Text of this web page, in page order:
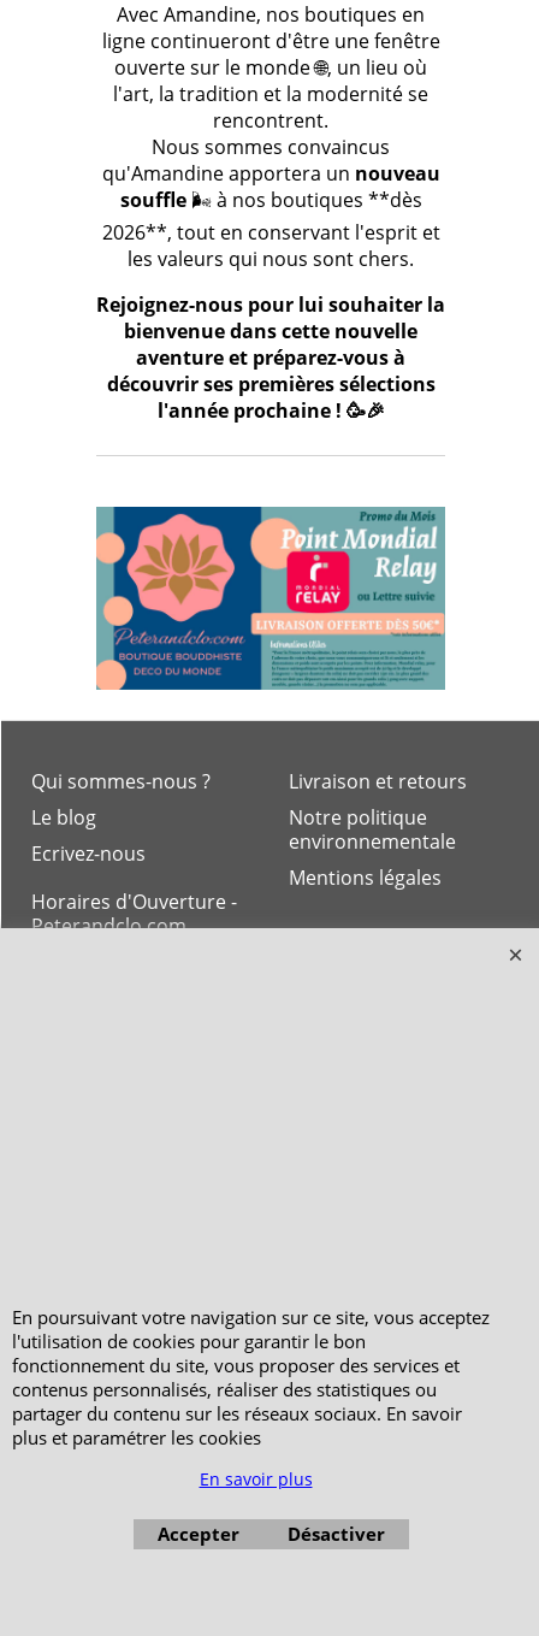
Avec Amandine, nos boutiques en
ligne continueront d'être une fenêtre
ouverte sur le monde 🌐, un lieu où
l'art, la tradition et la modernité se
rencontrent.
Nous sommes convaincus
qu'Amandine apportera un nouveau
souffle🌬️ à nos boutiques **dès
2026**, tout en conservant l'esprit et
les valeurs qui nous sont chers.
Rejoignez-nous pour lui souhaiter la
bienvenue dans cette nouvelle
aventure et préparez-vous à
découvrir ses premières sélections
l'année prochaine ! 🥳🎉
Livraison et retours
Notre politique
environnementale
Mentions légales
Qui sommes-nous ?
Le blog
Ecrivez-nous
Horaires d'Ouverture -
Peterandclo.com
En poursuivant votre navigation sur ce site, vous acceptez
l'utilisation de cookies pour garantir le bon
fonctionnement du site, vous proposer des services et
contenus personnalisés, réaliser des statistiques ou
partager du contenu sur les réseaux sociaux. En savoir
plus et paramétrer les cookies
En savoir plus
Accepter Désactiver